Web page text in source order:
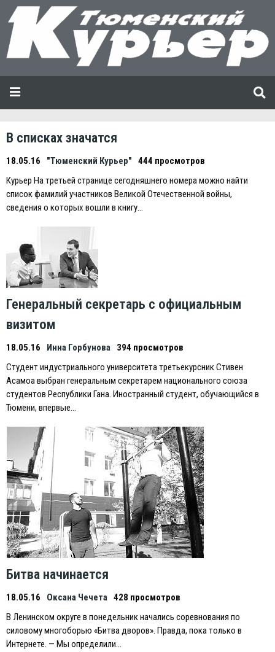
В списках значатся
18.05.16 "Тюменский Курьер"
444 просмотров
Курьер На третьей странице сегодняшнего номера можно найти
список фамилий участников Великой Отечественной войны,
сведения о которых вошли в книгу…
Генеральный секретарь с официальным
визитом
18.05.16 Инна Горбунова
394 просмотров
Студент индустриального университета третьекурсник Стивен
Асамоа выбран генеральным секретарем национального союза
студентов Республики Гана. Иностранный студент, обучающийся в
Тюмени, впервые…
Битва начинается
18.05.16 Оксана Чечета
428 просмотров
В Ленинском округе в понедельник начались соревнования по
силовому многоборью «Битва дворов». Правда, пока только в
Интернете. — Мы определили…